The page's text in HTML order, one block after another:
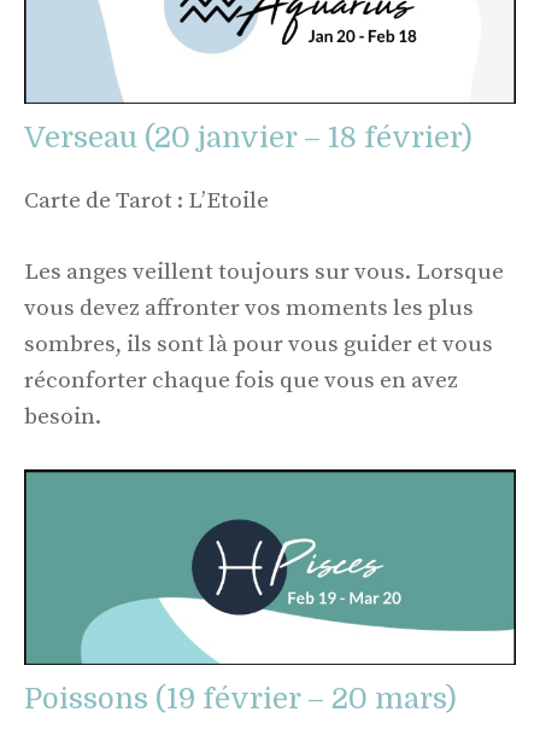
Verseau (20 janvier – 18 février)
Carte de Tarot : L’Etoile
Les anges veillent toujours sur vous. Lorsque
vous devez affronter vos moments les plus
sombres, ils sont là pour vous guider et vous
réconforter chaque fois que vous en avez
besoin.
Poissons (19 février – 20 mars)